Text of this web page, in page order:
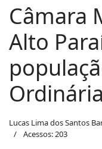
Câmara
Alto
Lucas Lima dos Santos
Acessos: 203